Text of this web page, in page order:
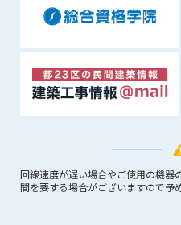
回線速度が遅い場合やご使用の機器
間を要する場合がございますので予
する場合を除き、第三者に開
す。
(1) 会員が、自己の個人情報の
(2) 個々の会員を特定できない
者に提供する場合
(3) 第三者および管理者の権利
に必要であると管理者が判
第10条（免責事項）
管理者は、会員が登録した内容